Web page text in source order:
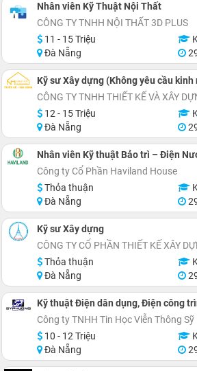
Nhân viên Kỹ Thuật Nội Thất
CÔNG TY TNHH NỘI THẤT 3D PLUS
11 - 15 Triệu
Đà Nẵng
Kỹ sư Xây dựng (Không yêu cầu
12 - 15 Triệu
Đà Nẵng
Nhân viên Kỹ thuật Bảo trì – Điện
Công ty Cổ Phần Haviland House
Thỏa thuận
Đà Nẵng
Kỹ sư Xây dựng
CÔNG TY CỔ PHẦN THIẾT KẾ XÂY
Thỏa thuận
Đà Nẵng
Kỹ thuật Điện dân dụng, Điện công
Công ty TNHH Tin Học Viễn Thông
10 - 12 Triệu
Đà Nẵng